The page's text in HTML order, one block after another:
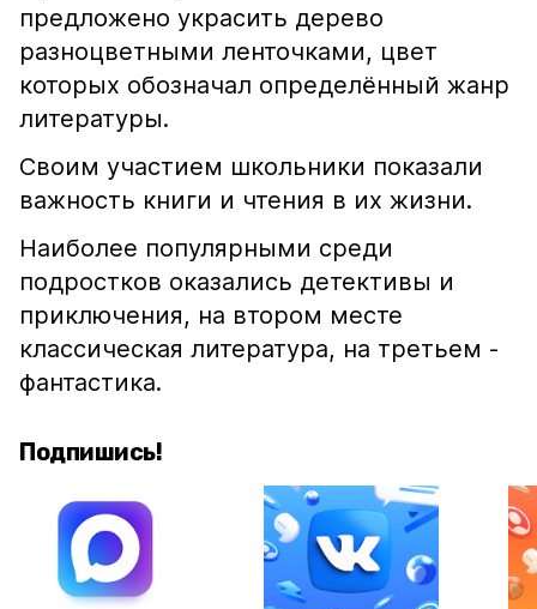
предложено украсить дерево
разноцветными ленточками, цвет
которых обозначал определённый жанр
литературы.
Своим участием школьники показали
важность книги и чтения в их жизни.
Наиболее популярными среди
подростков оказались детективы и
приключения, на втором месте
классическая литература, на третьем -
фантастика.
Подпишись!